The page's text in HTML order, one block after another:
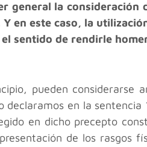
general la consideración
en este caso, la
sentido de rendirle
pueden considerarse
declaramos en la
en dicho precepto
de los rasgos